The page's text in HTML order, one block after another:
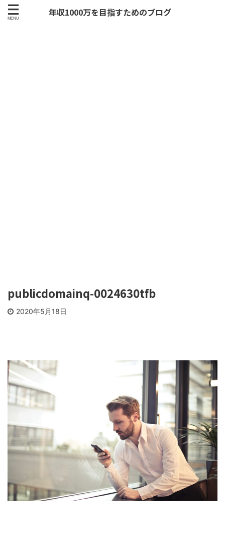
年収1000万を目指すためのブログ
publicdomainq-0024630tfb
2020年5月18日